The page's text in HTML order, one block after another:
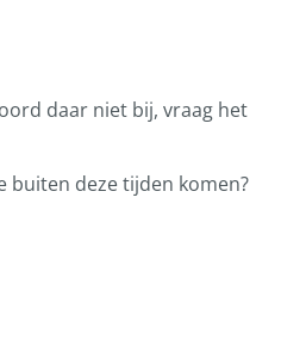
daar niet bij, vraag het
buiten deze tijden komen?